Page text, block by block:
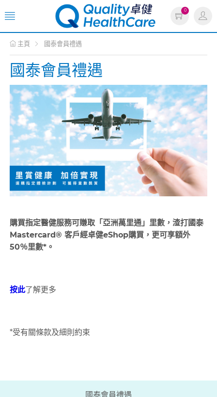
0
主頁 國泰會員禮遇
國泰會員禮遇
購買指定醫健服務可賺取「亞洲萬里通」里數，渣打國泰
Mastercard® 客戶經卓健eShop購買，更可享額外
50％里數*。
按此了解更多
*受有關條款及細則約束
國泰會員禮遇